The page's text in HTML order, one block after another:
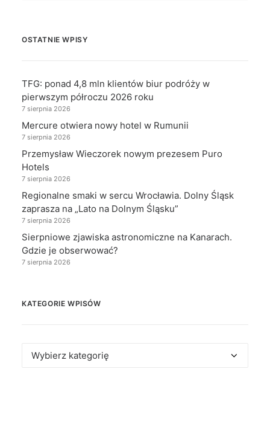
OSTATNIE WPISY
TFG: ponad 4,8 mln klientów biur podróży w
pierwszym półroczu 2026 roku
7 sierpnia 2026
Mercure otwiera nowy hotel w Rumunii
7 sierpnia 2026
Przemysław Wieczorek nowym prezesem Puro
Hotels
7 sierpnia 2026
Regionalne smaki w sercu Wrocławia. Dolny Śląsk
zaprasza na „Lato na Dolnym Śląsku”
7 sierpnia 2026
Sierpniowe zjawiska astronomiczne na Kanarach.
Gdzie je obserwować?
7 sierpnia 2026
KATEGORIE WPISÓW
Kategorie